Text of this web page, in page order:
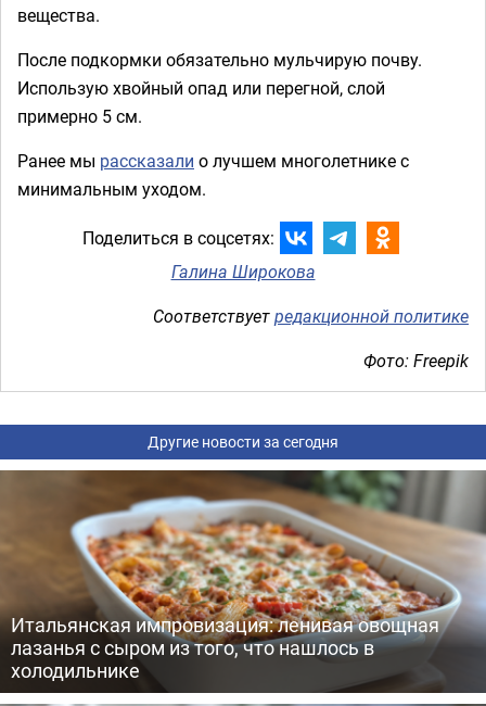
вещества.
После подкормки обязательно мульчирую почву.
Использую хвойный опад или перегной, слой
примерно 5 см.
Ранее мы рассказали о лучшем многолетнике с
минимальным уходом.
Поделиться в соцсетях:
Галина Широкова
Соответствуетредакционной политике
Фото: Freepik
Другие новости за сегодня
Итальянская импровизация: ленивая овощная
лазанья с сыром из того, что нашлось в
холодильнике